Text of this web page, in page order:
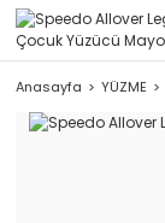
Anasayfa YÜZME